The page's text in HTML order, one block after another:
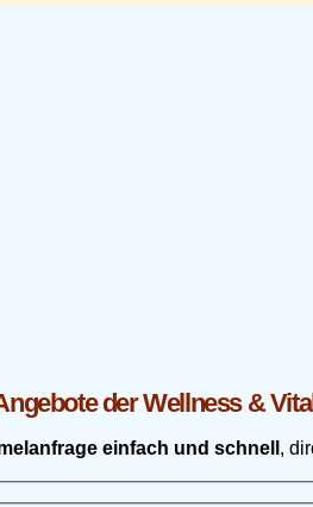
der Wellness &
einfach und schnell ,